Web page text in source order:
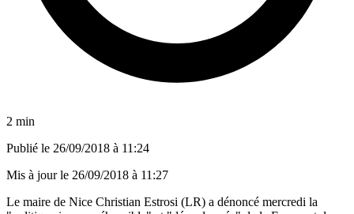
2 min
Publié le 26/09/2018 à 11:24
Mis à jour le 26/09/2018 à 11:27
Le maire de Nice Christian Estrosi (LR) a dénoncé mercredi la